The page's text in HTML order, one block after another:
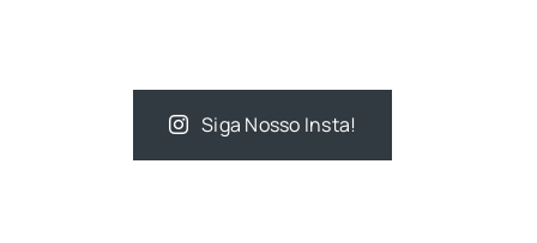
Siga Nosso Insta!